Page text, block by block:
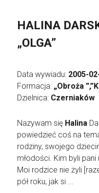
HALINA
„OLGA”
Data wywiadu: 2005-
Formacja: „Obroża
Dzielnica: Czerniaków
Nazywam się Halina
powiedzieć coś na
rodziny, swojego
młodości. Kim byli pani
Moi rodzice nie żyli
pół roku, jak si ...